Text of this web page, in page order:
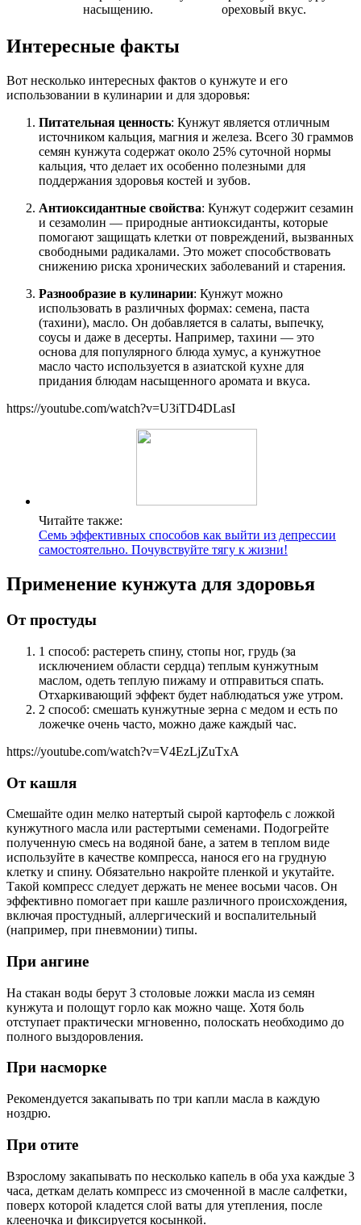
насыщению.
ореховый вкус.
Интересные факты
Вот несколько интересных фактов о кунжуте и его
использовании в кулинарии и для здоровья:
Питательная ценность: Кунжут является отличным
источником кальция, магния и железа. Всего 30 граммов
семян кунжута содержат около 25% суточной нормы
кальция, что делает их особенно полезными для
поддержания здоровья костей и зубов.
Антиоксидантные свойства: Кунжут содержит сезамин
и сезамолин — природные антиоксиданты, которые
помогают защищать клетки от повреждений, вызванных
свободными радикалами. Это может способствовать
снижению риска хронических заболеваний и старения.
Разнообразие в кулинарии: Кунжут можно
использовать в различных формах: семена, паста
(тахини), масло. Он добавляется в салаты, выпечку,
соусы и даже в десерты. Например, тахини — это
основа для популярного блюда хумус, а кунжутное
масло часто используется в азиатской кухне для
придания блюдам насыщенного аромата и вкуса.
https://youtube.com/watch?v=U3iTD4DLasI
Читайте также:
Семь эффективных способов как выйти из депрессии
самостоятельно. Почувствуйте тягу к жизни!
Применение кунжута для здоровья
От простуды
1 способ: растереть спину, стопы ног, грудь (за
исключением области сердца) теплым кунжутным
маслом, одеть теплую пижаму и отправиться спать.
Отхаркивающий эффект будет наблюдаться уже утром.
2 способ: смешать кунжутные зерна с медом и есть по
ложечке очень часто, можно даже каждый час.
https://youtube.com/watch?v=V4EzLjZuTxA
От кашля
Смешайте один мелко натертый сырой картофель с ложкой
кунжутного масла или растертыми семенами. Подогрейте
полученную смесь на водяной бане, а затем в теплом виде
используйте в качестве компресса, нанося его на грудную
клетку и спину. Обязательно накройте пленкой и укутайте.
Такой компресс следует держать не менее восьми часов. Он
эффективно помогает при кашле различного происхождения,
включая простудный, аллергический и воспалительный
(например, при пневмонии) типы.
При ангине
На стакан воды берут 3 столовые ложки масла из семян
кунжута и полощут горло как можно чаще. Хотя боль
отступает практически мгновенно, полоскать необходимо до
полного выздоровления.
При насморке
Рекомендуется закапывать по три капли масла в каждую
ноздрю.
При отите
Взрослому закапывать по несколько капель в оба уха каждые 3
часа, деткам делать компресс из смоченной в масле салфетки,
поверх которой кладется слой ваты для утепления, после
клееночка и фиксируется косынкой.